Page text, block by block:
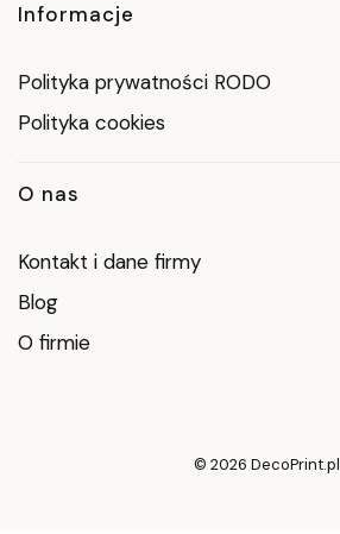
Informacje
Polityka prywatności RODO
Polityka cookies
O nas
Kontakt i dane firmy
Blog
O firmie
© 2026 DecoPrint.pl